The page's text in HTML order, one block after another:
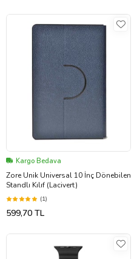
Kargo Bedava
Zore Unik Universal 10 İnç Dönebilen
Standlı Kılıf (Lacivert)
(1)
599,70 TL